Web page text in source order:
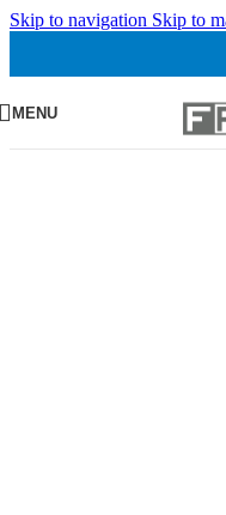
Skip to navigation Skip to
MENU